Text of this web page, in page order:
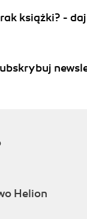
książki? -
Helion